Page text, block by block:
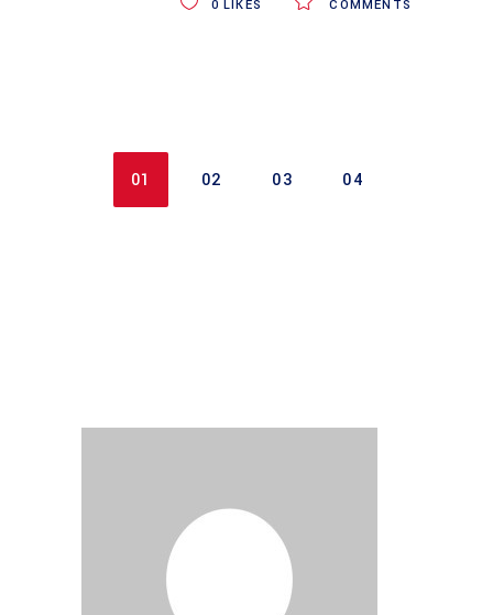
COMMENTS
0 LIKES
01 02 03 04